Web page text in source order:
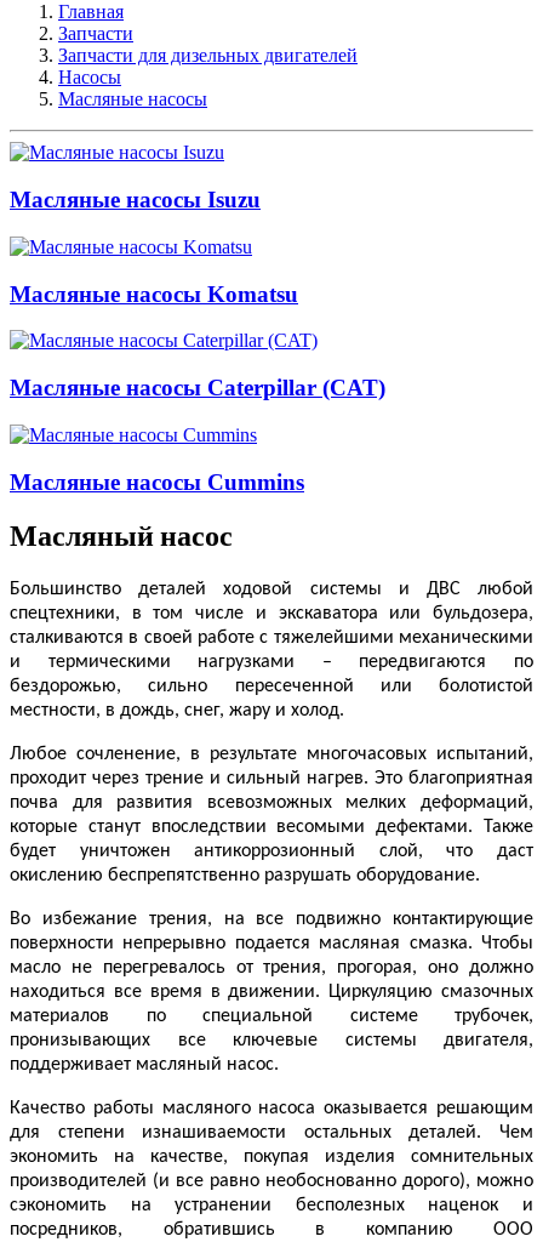
Главная
Запчасти
Запчасти для дизельных двигателей
Насосы
Масляные насосы
Масляные насосы Isuzu
Масляные насосы Komatsu
Масляные насосы Caterpillar (CAT)
Масляные насосы Cummins
Масляный насос
Большинство деталей ходовой системы и ДВС любой
спецтехники, в том числе и экскаватора или бульдозера,
сталкиваются в своей работе с тяжелейшими механическими
и термическими нагрузками – передвигаются по
бездорожью, сильно пересеченной или болотистой
местности, в дождь, снег, жару и холод.
Любое сочленение, в результате многочасовых испытаний,
проходит через трение и сильный нагрев. Это благоприятная
почва для развития всевозможных мелких деформаций,
которые станут впоследствии весомыми дефектами. Также
будет уничтожен антикоррозионный слой, что даст
окислению беспрепятственно разрушать оборудование.
Во избежание трения, на все подвижно контактирующие
поверхности непрерывно подается масляная смазка. Чтобы
масло не перегревалось от трения, прогорая, оно должно
находиться все время в движении. Циркуляцию смазочных
материалов по специальной системе трубочек,
пронизывающих все ключевые системы двигателя,
поддерживает масляный насос.
Качество работы масляного насоса оказывается решающим
для степени изнашиваемости остальных деталей. Чем
экономить на качестве, покупая изделия сомнительных
производителей (и все равно необоснованно дорого), можно
сэкономить на устранении бесполезных наценок и
посредников, обратившись в компанию ООО